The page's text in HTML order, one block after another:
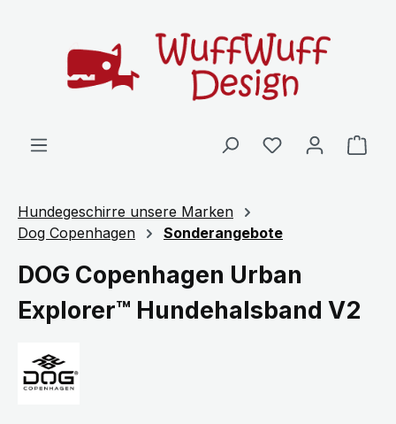
Hundegeschirre unsere Marken
Dog Copenhagen
Sonderangebote
DOG Copenhagen Urban
Explorer™ Hundehalsband V2